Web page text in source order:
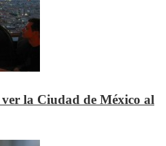
la Ciudad de México al